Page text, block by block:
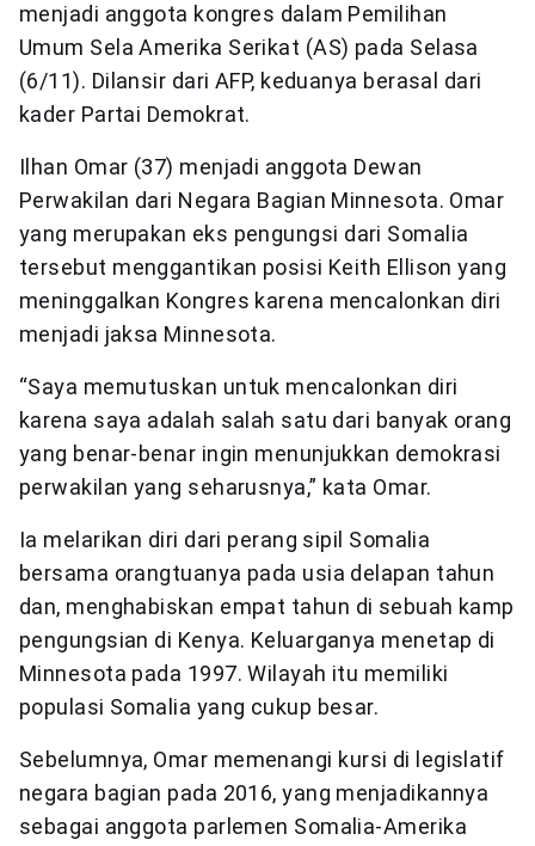
menjadi anggota kongres dalam Pemilihan
Umum Sela Amerika Serikat (AS) pada Selasa
(6/11). Dilansir dari AFP, keduanya berasal dari
kader Partai Demokrat.
Ilhan Omar (37) menjadi anggota Dewan
Perwakilan dari Negara Bagian Minnesota. Omar
yang merupakan eks pengungsi dari Somalia
tersebut menggantikan posisi Keith Ellison yang
meninggalkan Kongres karena mencalonkan diri
menjadi jaksa Minnesota.
“Saya memutuskan untuk mencalonkan diri
karena saya adalah salah satu dari banyak orang
yang benar-benar ingin menunjukkan demokrasi
perwakilan yang seharusnya,” kata Omar.
Ia melarikan diri dari perang sipil Somalia
bersama orangtuanya pada usia delapan tahun
dan, menghabiskan empat tahun di sebuah kamp
pengungsian di Kenya. Keluarganya menetap di
Minnesota pada 1997. Wilayah itu memiliki
populasi Somalia yang cukup besar.
Sebelumnya, Omar memenangi kursi di legislatif
negara bagian pada 2016, yang menjadikannya
sebagai anggota parlemen Somalia-Amerika